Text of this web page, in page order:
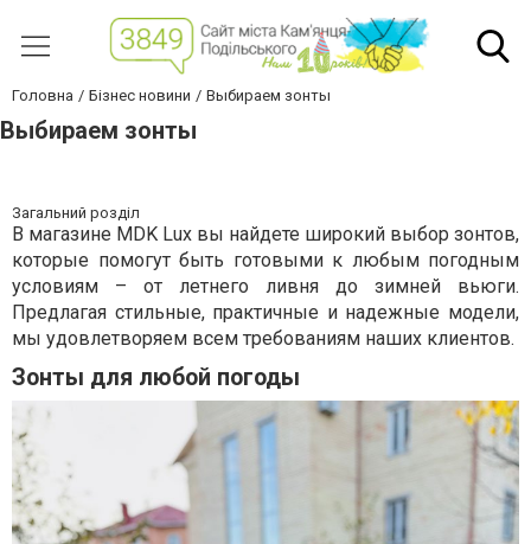
Головна Бізнес новини Выбираем зонты
Выбираем зонты
Загальний розділ
В магазине MDK Lux вы найдете широкий выбор зонтов,
которые помогут быть готовыми к любым погодным
условиям – от летнего ливня до зимней вьюги.
Предлагая стильные, практичные и надежные модели,
мы удовлетворяем всем требованиям наших клиентов.
Зонты для любой погоды